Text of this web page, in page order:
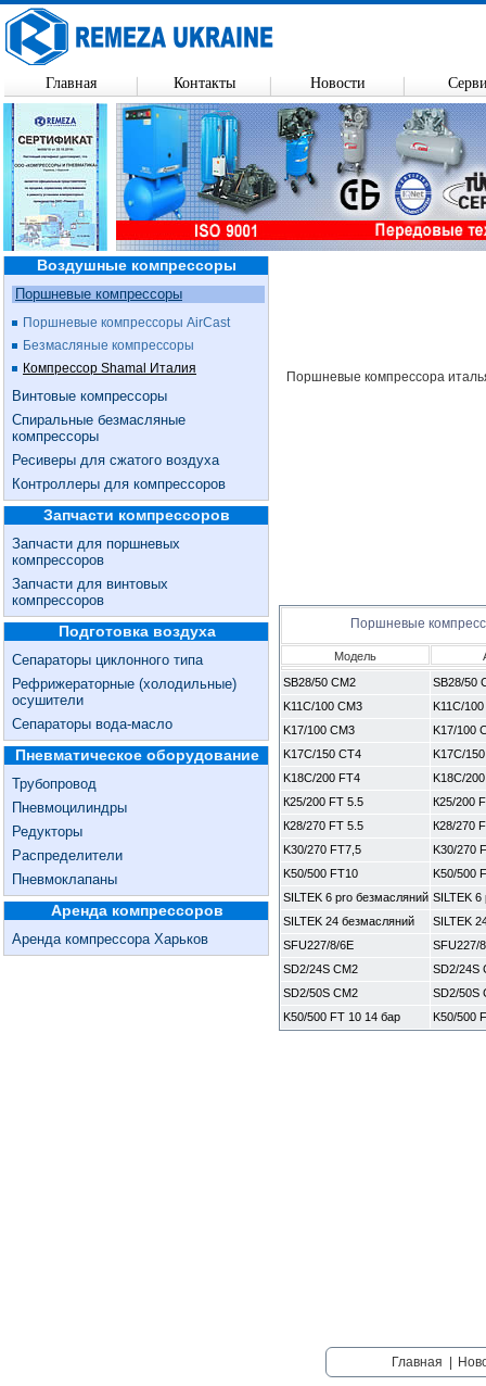
Воздушные компрессоры
Поршневые компрессоры
Поршневые компрессоры AirCast
Безмасляные компрессоры
Компрессор Shamal Италия
Винтовые компрессоры
Спиральные безмасляные
компрессоры
Ресиверы для сжатого воздуха
Контроллеры для компрессоров
Запчасти компрессоров
Запчасти для поршневых
компрессоров
Запчасти для винтовых
компрессоров
Подготовка воздуха
Сепараторы циклонного типа
Рефрижераторные (холодильные)
осушители
Сепараторы вода-масло
Пневматическое оборудование
Трубопровод
Пневмоцилиндры
Редукторы
Распределители
Пневмоклапаны
Аренда компрессоров
Аренда компрессора Харьков
Поршневые компрессора
Поршневые
Модель
SB28/50 CM2
SB28/50
K11C/100 CM3
K11C/
K17/100 CM3
K17/100
K17C/150 CT4
K17C/
K18C/200 FT4
K18C/
К25/200 FT 5.5
К25/200
К28/270 FT 5.5
К28/270
K30/270 FT7,5
K30/270
K50/500 FT10
K50/500
SILTEK 6 pro безмасляний SILTEK 6
SILTEK 24 безмасляний
SILTEK
SFU227/8/6E
SFU227/
SD2/24S CM2
SD2/24S
SD2/50S CM2
SD2/50S
K50/500 FT 10 14 бар
K50/500
Главная Контакты Новости
Главная